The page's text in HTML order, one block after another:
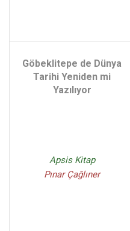
Göbeklitepe de Dünya
Tarihi Yeniden mi
Yazılıyor
Apsis Kitap
Pınar Çağlıner